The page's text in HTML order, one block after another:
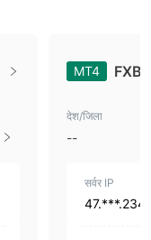
MT4
देश/जिला
--
सर्वर IP
47.***.234